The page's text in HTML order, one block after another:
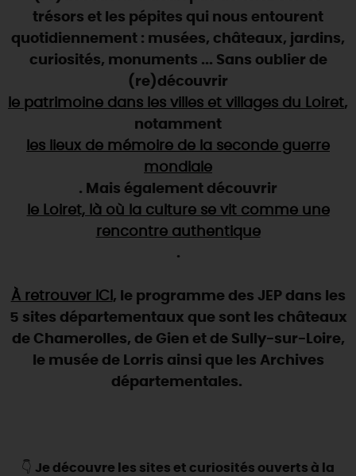
TOUTES LES ACTIVITÉS
Visites gourmandes etcréatives
Vins et vignobles
Chic,une aire de pique-nique
guinguettes
Que rapporter du Loiret ?
Métiers d'Art
TOUT L'ART DE VIVRE
Des vacances auprès des animaux 🐎
(re)Découvrir les coulisses de la Faïencerie de
Gien !
Expérimenter les parcours Baludik 🕵️
Une saison de festivals 🎉
Rendez-vous de la nature en 2026
Des sorties en famille dans le Loiret !
Programme des animations "Loiret au fil de l'eau"
2026
AUJOURD'HUI
DEMAIN
SE REPÉRER, SE DÉPLACER
INFOS &SERVICES
RÉSERVERMAINTENANT
trésors et les pépites qui nous entourent
quotidiennement : musées, châteaux, jardins,
curiosités, monuments ... Sans oublier de
(re)découvrir
le patrimoine dans les villes et villages du Loiret,
notamment
les lieux de mémoire de la seconde guerre
mondiale
. Mais également découvrir
le Loiret, là où la culture se vit comme une
rencontre authentique
.
À retrouver ICI , le programme des JEP dans les
5 sites départementaux que sont les châteaux
de Chamerolles, de Gien et de Sully-sur-Loire,
le musée de Lorris ainsi que les Archives
départementales.
👇 Je découvre les sites et curiosités ouverts à la